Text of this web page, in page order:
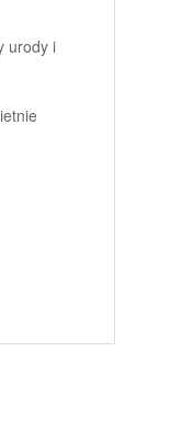
urody i